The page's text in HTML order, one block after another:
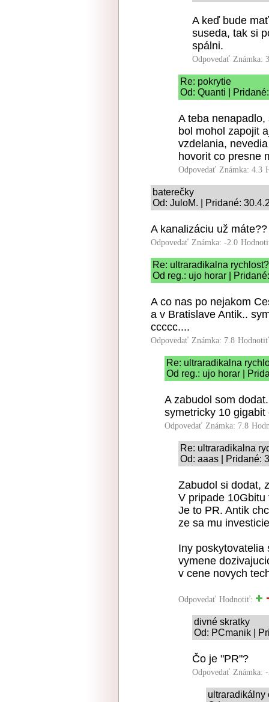
A keď bude
suseda, tak si
spálni.
Odpovedať Známka:
Re: pokrytie
Od: Quanti |
A teba
bol mohol zapojit
vzdelania,
hovorit co presne
Odpovedať Známka: 4.3
baterečky
Od: JuloM. | Pridané:
A kanalizáciu už máte??
Odpovedať Známka: -2.0
Re: ultraradikalna rychlost?
Od reg.: ujo horar |
A co nas po nejakom
a v Bratislave Antik..
ccccc....
Odpovedať Známka: 7.8
Re: ultraradikalna
Od reg.: ujo horar |
A zabudol som
symetricky 10
Odpovedať Známka: 7.8
Re: ultraradikalna
Od: aaas | Pridané:
Zabudol si dodat,
V pripade 10Gbitu
Je to PR. Antik
ze sa mu
Iny poskytovatelia
vymene
v cene novych
Odpovedať Hodnotiť:
divné skratky
Od: PCmanik |
Čo je "PR"?
Odpovedať Známka:
ultraradikálny